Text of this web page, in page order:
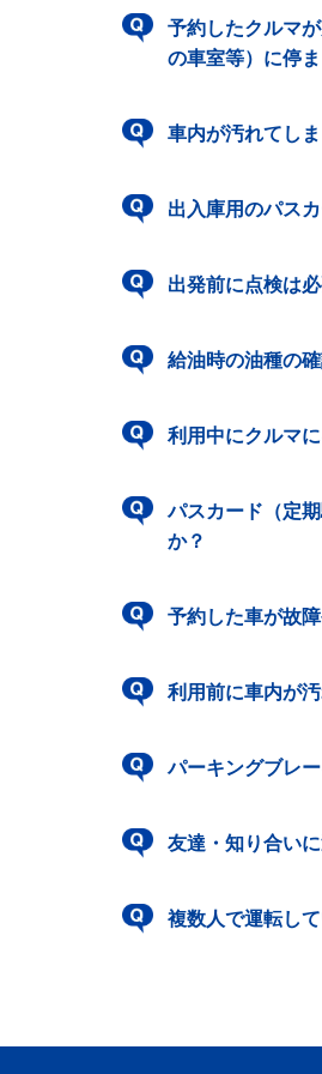
予約したクルマ
の車室等）に停ま
車内が汚れてし
出入庫用のパス
出発前に点検は
給油時の油種の
利用中にクルマ
パスカード（定
か？
予約した車が故
利用前に車内が
パーキングブレ
友達・知り合い
複数人で運転し